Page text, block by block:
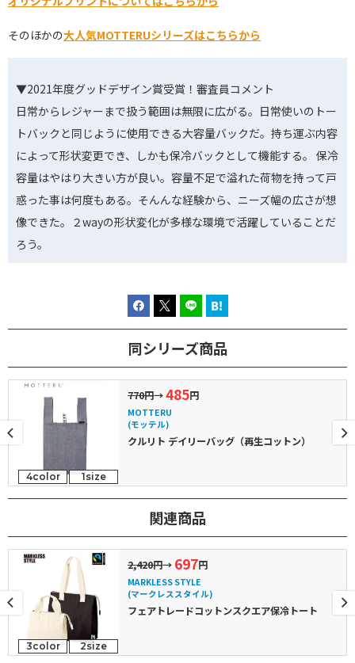
そのほかの大人気MOTTERUシリーズはこちらから
▼2021年度グッドデザイン賞受賞！審査員コメント
日常からレジャーまで扱う範囲は無限に広がる。日常使いのトー
トバックと同じように使用できる大容量バックだ。持ち運ぶ内容
によって形状変更でき、しかも保冷バックとして機能する。 保冷
容量はやはり大きい方が良い。容量不足で溢れた荷物を持って戸
惑った事は何度もある。そんんな経験から、ニーズ幅の広さが想
像できた。２wayの形状変化が多様な環境で活躍していることだ
ろう。
同シリーズ商品
4color 1size
770円→485円
MOTTERU
(モッテル)
クルリト デイリーバッグ（再生コットン）
関連商品
3color 2size
2,420円→ 697円
MARKLESS STYLE
(マークレススタイル)
フェアトレードコットンスクエア保冷トート